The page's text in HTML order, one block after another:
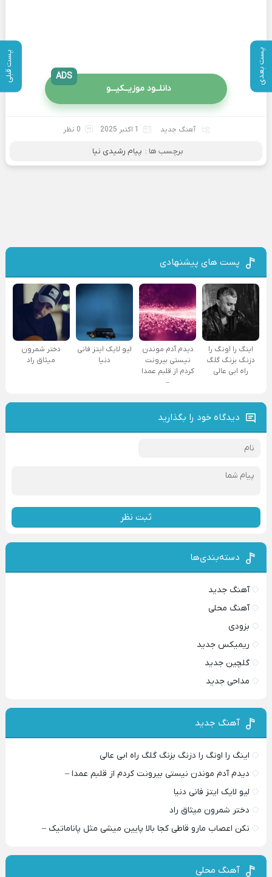
پست بعدی پست قبلی
دانلــود موزیــکیـــو
ADS
آهنگ جدید 1 اکتبر 2025 0 نظر
برچسب ها : پیام رشیدی نیا
پست های پیشنهادی
اینگ را اونگ را
دزنگ بزنگ گلگ
راه ابی عالی
دیدم آدم موندن
نیستی بیرونت
کردم از قلبم عمدا
–
لیو لایک ایتز فانی
دنیا
دختر شمرون
میثاق راد
دیدگاه خود را بگذارید
ثبت نظر
دسته‌بندی‌ها
آهنگ جدید
آهنگ محلی
بزودی
ریمیکس جدید
گلچین جدید
مداحی جدید
آهنگ جدید
اینگ را اونگ را دزنگ بزنگ گلگ راه ابی عالی
دیدم آدم موندن نیستی بیرونت کردم از قلبم عمدا –
لیو لایک ایتز فانی دنیا
دختر شمرون میثاق راد
نکن اعصاب مارو قاطی کجا بالا پایین میشی مثل پاناماتیک –
آهنگ محلی